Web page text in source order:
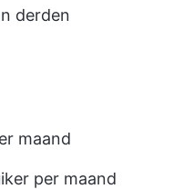
derden
maand
per maand